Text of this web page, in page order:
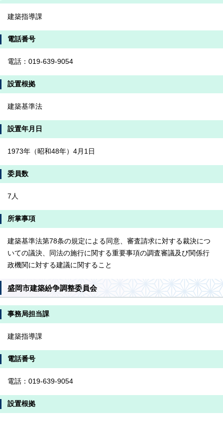
建築指導課
電話番号
電話：019-639-9054
設置根拠
建築基準法
設置年月日
1973年（昭和48年）4月1日
委員数
7人
所掌事項
建築基準法第78条の規定による同意、審査請求に対する裁決につ
いての議決、同法の施行に関する重要事項の調査審議及び関係行
政機関に対する建議に関すること
盛岡市建築紛争調整委員会
事務局担当課
建築指導課
電話番号
電話：019-639-9054
設置根拠